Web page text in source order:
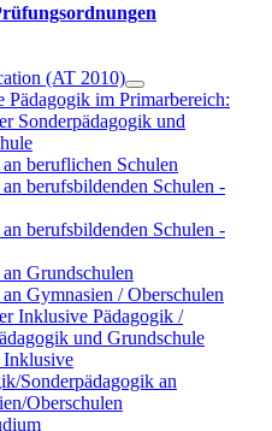
(AT 2010)
Pädagogik im Primarbereich:
Sonderpädagogik und
beruflichen Schulen
berufsbildenden Schulen -
berufsbildenden Schulen -
Grundschulen
Gymnasien / Oberschulen
Inklusive Pädagogik /
und Grundschule
Inklusive
Sonderpädagogik an
Oberschulen